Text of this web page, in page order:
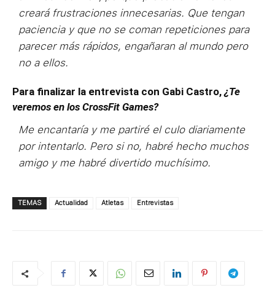
creará frustraciones innecesarias. Que tengan
paciencia y que no se coman repeticiones para
parecer más rápidos, engañaran al mundo pero
no a ellos.
Para finalizar la entrevista con Gabi Castro,¿Te
veremos en los CrossFit Games?
Me encantaría y me partiré el culo diariamente
por intentarlo. Pero si no, habré hecho muchos
amigo y me habré divertido muchísimo.
TEMAS Actualidad Atletas Entrevistas